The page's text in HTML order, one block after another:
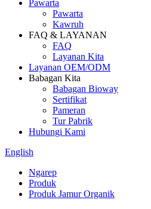
Pawarta
Pawarta
Kawruh
FAQ & LAYANAN
FAQ
Layanan Kita
Layanan OEM/ODM
Babagan Kita
Babagan Bioway
Sertifikat
Pameran
Tur Pabrik
Hubungi Kami
English
Ngarep
Produk
Produk Jamur Organik